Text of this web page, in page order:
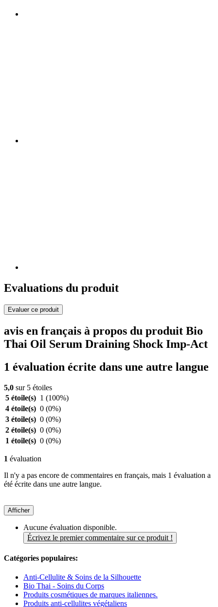
Evaluations du produit
Evaluer ce produit
avis en français à propos du produit Bio
Thai Oil Serum Draining Shock Imp-Act
1 évaluation écrite dans une autre langue
5,0 sur 5 étoiles
5 étoile(s) 1 (100%)
4 étoile(s) 0 (0%)
3 étoile(s) 0 (0%)
2 étoile(s) 0 (0%)
1 étoile(s) 0 (0%)
1 évaluation
Il n'y a pas encore de commentaires en français, mais 1 évaluation a
été écrite dans une autre langue.
Afficher
Aucune évaluation disponible.
Écrivez le premier commentaire sur ce produit !
Catégories populaires:
Anti-Cellulite & Soins de la Silhouette
Bio Thai - Soins du Corps
Produits cosmétiques de marques italiennes.
Produits anti-cellulites végétaliens